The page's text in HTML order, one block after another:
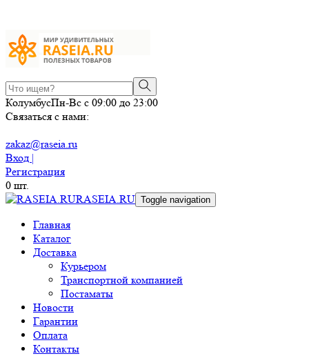
КолумбусПн-Вс с 09:00 до 23:00
Связаться с нами:
zakaz@raseia.ru
Вход |
Регистрация
0 шт.
RASEIA.RU Toggle navigation
Главная
Каталог
Доставка
Курьером
Транспортной компанией
Постаматы
Новости
Гарантии
Оплата
Контакты